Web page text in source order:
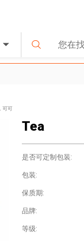
可可
Tea
是否可定制包装:
包装:
保质期:
品牌:
等级: